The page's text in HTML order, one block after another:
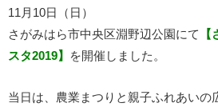
11月10日（日）
さがみはら市中央区淵野辺公園にて
スタ2019】
を開催しました。
当日は、農業まつりと親子ふれあいの